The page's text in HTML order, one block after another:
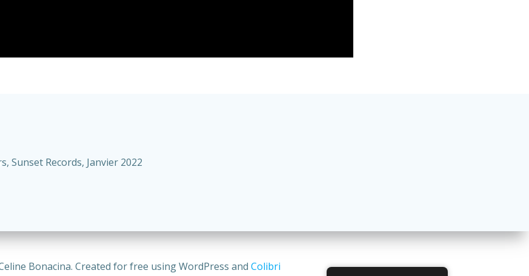
Sunset Records, Janvier 2022
Bonacina. Created for free using WordPress and Colibri